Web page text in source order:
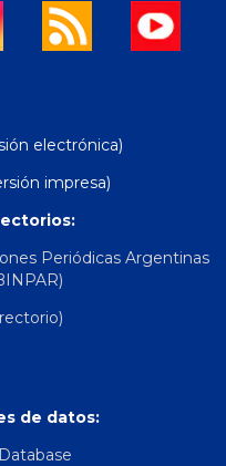
electrónica)
impresa)
Periódicas Argentinas
de datos: